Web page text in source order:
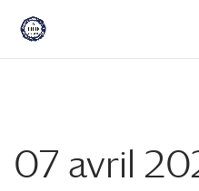
07 avril